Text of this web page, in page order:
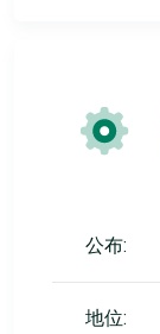
公布:
地位: